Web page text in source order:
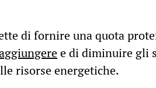
di fornire una quota
e di diminuire gli
risorse energetiche.